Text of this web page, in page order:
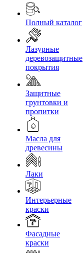
Полный каталог
Лазурные
деревозащитные
покрытия
Защитные
грунтовки и
пропитки
Масла для
древесины
Лаки
Интерьерные
краски
Фасадные
краски